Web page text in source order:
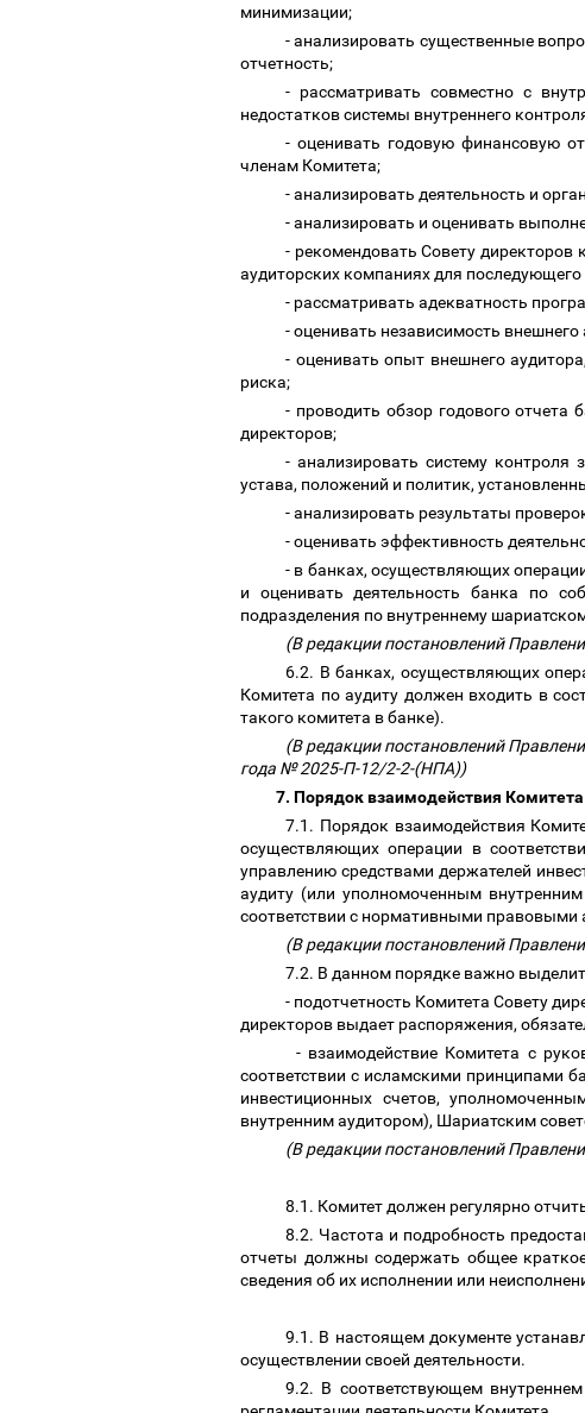
минимизации;
- анализировать существенные
отчетность;
- рассматривать совместно с
недостатков системы внутреннего
- оценивать годовую финансовую
членам Комитета;
- анализировать деятельность и
- анализировать и оценивать
- рекомендовать Совету
аудиторских компаниях для
- рассматривать адекватность
- оценивать независимость
- оценивать опыт внешнего
риска;
- проводить обзор годового отчета
директоров;
- анализировать систему контроля
устава, положений и политик,
- анализировать результаты
- оценивать эффективность
- в банках, осуществляющих
и оценивать деятельность банка по
подразделения по внутреннему
(В редакции постановлений
6.2. В банках, осуществляющих
Комитета по аудиту должен входить в
такого комитета в банке).
(В редакции постановлений
года № 2025-П-12/2-2-(НПА))
7. Порядок взаимодействия
7.1. Порядок взаимодействия
осуществляющих операции в
управлению средствами держателей
аудиту (или уполномоченным
соответствии с нормативными правовыми
(В редакции постановлений
7.2. В данном порядке важно
- подотчетность Комитета Совету
директоров выдает распоряжения,
- взаимодействие Комитета с
соответствии с исламскими принципами
инвестиционных счетов,
внутренним аудитором), Шариатским
(В редакции постановлений
8.1. Комитет должен регулярно
8.2. Частота и подробность
отчеты должны содержать общее
сведения об их исполнении или
9.1. В настоящем документе
осуществлении своей деятельности.
9.2. В соответствующем